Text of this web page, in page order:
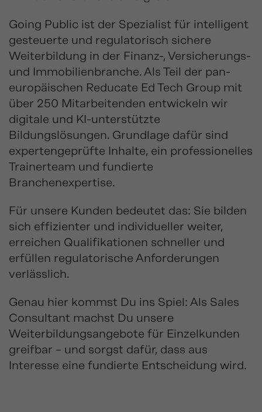
Going Public ist der Spezialist für intelligent
gesteuerte und regulatorisch sichere
Weiterbildung in der Finanz-, Versicherungs-
und Immobilienbranche. Als Teil der pan-
europäischen Reducate Ed Tech Group mit
über 250 Mitarbeitenden entwickeln wir
digitale und KI-unterstützte
Bildungslösungen. Grundlage dafür sind
expertengeprüfte Inhalte, ein professionelles
Trainerteam und fundierte
Branchenexpertise.
Für unsere Kunden bedeutet das: Sie bilden
sich effizienter und individueller weiter,
erreichen Qualifikationen schneller und
erfüllen regulatorische Anforderungen
verlässlich.
Genau hier kommst Du ins Spiel: Als Sales
Consultant machst Du unsere
Weiterbildungsangebote für Einzelkunden
greifbar – und sorgst dafür, dass aus
Interesse eine fundierte Entscheidung wird.